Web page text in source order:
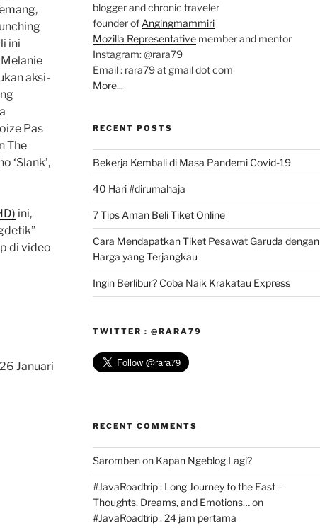
ini
aksi-
Pas
The
‘Slank’,
ini,
di video
Januari
blogger and chronic traveler
founder of Angingmammiri
Mozilla Representativemember and mentor
Instagram: @rara79
Email : rara79 at gmail dot com
More...
RECENT POSTS
Bekerja Kembali di Masa Pandemi Covid-19
40 Hari #dirumahaja
7 Tips Aman Beli Tiket Online
Cara Mendapatkan Tiket Pesawat Garuda dengan
Harga yang Terjangkau
Ingin Berlibur? Coba Naik Krakatau Express
TWITTER : @RARA79
RECENT COMMENTS
Sarombenon Kapan Ngeblog Lagi?
#JavaRoadtrip : Long Journey to the East –
Thoughts, Dreams, and Emotions…on
#JavaRoadtrip : 24 jam pertama